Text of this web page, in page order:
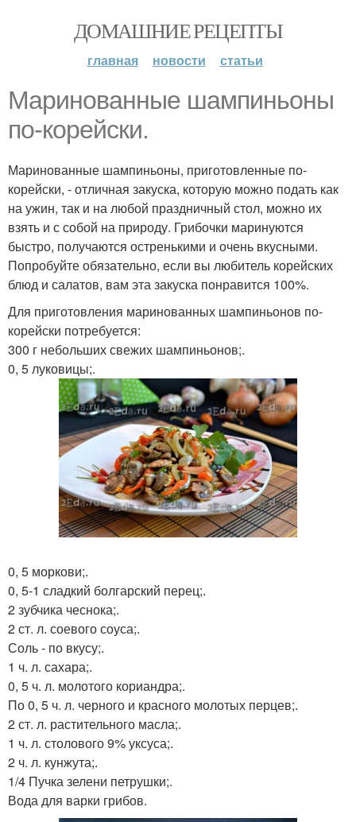
ДОМАШНИЕ РЕЦЕПТЫ
главная новости статьи
Маринованные шампиньоны
по-корейски.
Маринованные шампиньоны, приготовленные по-
корейски, - отличная закуска, которую можно подать как
на ужин, так и на любой праздничный стол, можно их
взять и с собой на природу. Грибочки маринуются
быстро, получаются остренькими и очень вкусными.
Попробуйте обязательно, если вы любитель корейских
блюд и салатов, вам эта закуска понравится 100%.
Для приготовления маринованных шампиньонов по-
корейски потребуется:
300 г небольших свежих шампиньонов;.
0, 5 луковицы;.
0, 5 моркови;.
0, 5-1 сладкий болгарский перец;.
2 зубчика чеснока;.
2 ст. л. соевого соуса;.
Соль - по вкусу;.
1 ч. л. сахара;.
0, 5 ч. л. молотого кориандра;.
По 0, 5 ч. л. черного и красного молотых перцев;.
2 ст. л. растительного масла;.
1 ч. л. столового 9% уксуса;.
2 ч. л. кунжута;.
1/4 Пучка зелени петрушки;.
Вода для варки грибов.